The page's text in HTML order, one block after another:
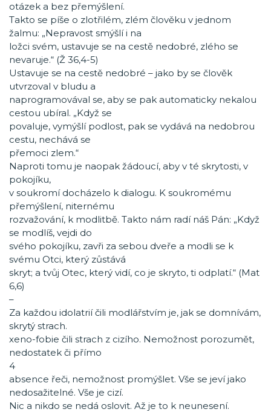
otázek a bez přemýšlení.
Takto se píše o zlotřilém, zlém člověku v jednom
žalmu: „Nepravost smýšlí i na
ložci svém, ustavuje se na cestě nedobré, zlého se
nevaruje.“ (Ž 36,4-5)
Ustavuje se na cestě nedobré – jako by se člověk
utvrzoval v bludu a
naprogramovával se, aby se pak automaticky nekalou
cestou ubíral. „Když se
povaluje, vymýšlí podlost, pak se vydává na nedobrou
cestu, nechává se
přemoci zlem.“
Naproti tomu je naopak žádoucí, aby v té skrytosti, v
pokojíku,
v soukromí docházelo k dialogu. K soukromému
přemýšlení, niternému
rozvažování, k modlitbě. Takto nám radí náš Pán: „Když
se modlíš, vejdi do
svého pokojíku, zavři za sebou dveře a modli se k
svému Otci, který zůstává
skryt; a tvůj Otec, který vidí, co je skryto, ti odplatí.“ (Mat
6,6)
–
Za každou idolatrií čili modlářstvím je, jak se domnívám,
skrytý strach.
xeno-fobie čili strach z cizího. Nemožnost porozumět,
nedostatek či přímo
4
absence řeči, nemožnost promýšlet. Vše se jeví jako
nedosažitelné. Vše je cizí.
Nic a nikdo se nedá oslovit. Až je to k neunesení.